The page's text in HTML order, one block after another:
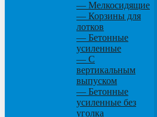
— Мелкосидящие
— Корзины для
лотков
— Бетонные
усиленные
— С
вертикальным
выпуском
— Бетонные
усиленные без
уголка